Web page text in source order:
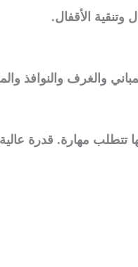
الأقفال.
والغرف والنوافذ
تتطلب مهارة. قدرة